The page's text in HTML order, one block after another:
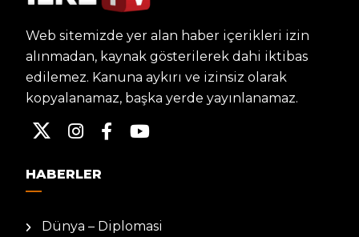
Web sitemizde yer alan haber içerikleri izin
alınmadan, kaynak gösterilerek dahi iktibas
edilemez. Kanuna aykırı ve izinsiz olarak
kopyalanamaz, başka yerde yayınlanamaz.
HABERLER
Dünya – Diplomasi